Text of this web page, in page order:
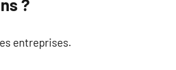
?
entreprises.